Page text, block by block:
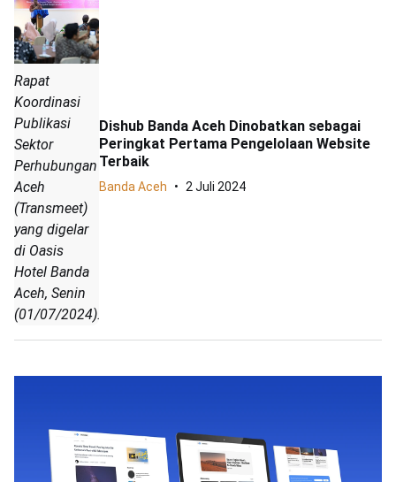
Rapat
Koordinasi
Publikasi
Sektor
Perhubungan
Aceh
(Transmeet)
yang digelar
di Oasis
Hotel Banda
Aceh, Senin
(01/07/2024).
Dishub Banda Aceh Dinobatkan sebagai
Peringkat Pertama Pengelolaan Website
Terbaik
Banda Aceh 2 Juli 2024